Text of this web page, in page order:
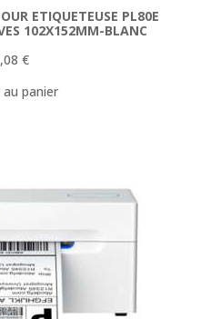
ETIQUETEUSE PL80E
102X152MM-BLANC
€
panier